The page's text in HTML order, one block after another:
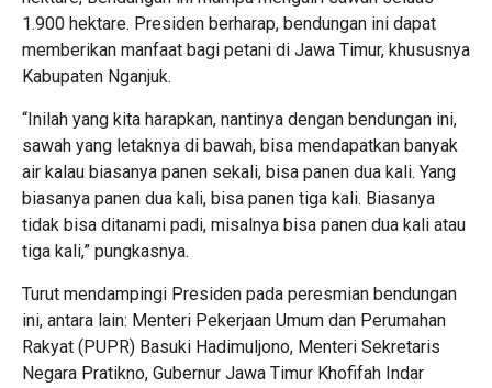
1.900 hektare. Presiden berharap, bendungan ini dapat
memberikan manfaat bagi petani di Jawa Timur, khususnya
Kabupaten Nganjuk.
“Inilah yang kita harapkan, nantinya dengan bendungan ini,
sawah yang letaknya di bawah, bisa mendapatkan banyak
air kalau biasanya panen sekali, bisa panen dua kali. Yang
biasanya panen dua kali, bisa panen tiga kali. Biasanya
tidak bisa ditanami padi, misalnya bisa panen dua kali atau
tiga kali,” pungkasnya.
Turut mendampingi Presiden pada peresmian bendungan
ini, antara lain: Menteri Pekerjaan Umum dan Perumahan
Rakyat (PUPR) Basuki Hadimuljono, Menteri Sekretaris
Negara Pratikno, Gubernur Jawa Timur Khofifah Indar